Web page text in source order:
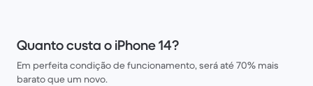
Quanto custa o iPhone 14?
Em perfeita condição de funcionamento, será até 70% mais
barato que um novo.